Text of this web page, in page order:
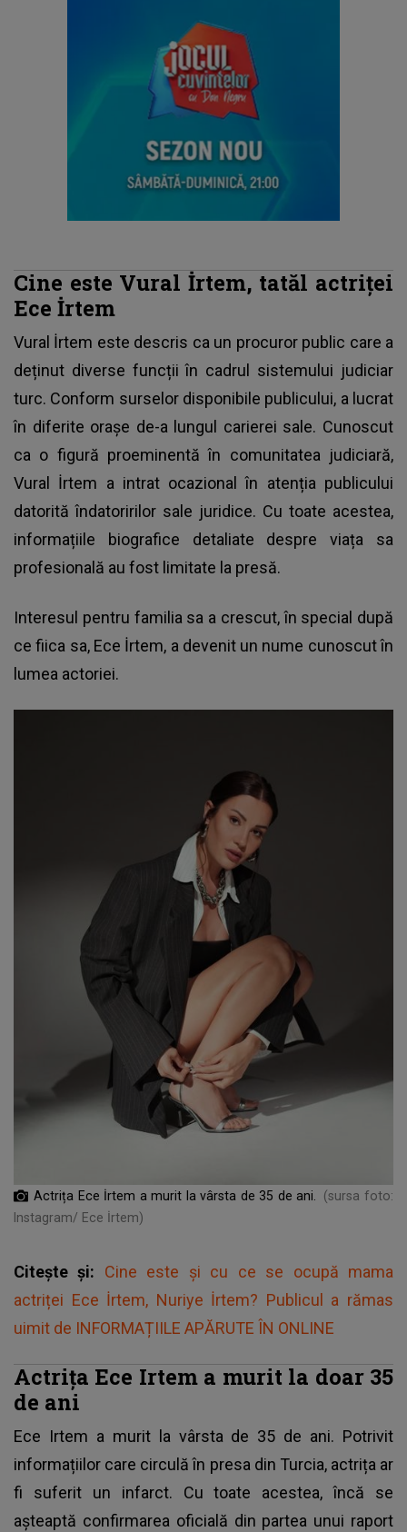
Cine este Vural İrtem, tatăl actriței
Ece İrtem
Vural İrtem este descris ca un procuror public care a
deținut diverse funcții în cadrul sistemului judiciar
turc. Conform surselor disponibile publicului, a lucrat
în diferite orașe de-a lungul carierei sale. Cunoscut
ca o figură proeminentă în comunitatea judiciară,
Vural İrtem a intrat ocazional în atenția publicului
datorită îndatoririlor sale juridice. Cu toate acestea,
informațiile biografice detaliate despre viața sa
profesională au fost limitate la presă.
Interesul pentru familia sa a crescut, în special după
ce fiica sa, Ece İrtem, a devenit un nume cunoscut în
lumea actoriei.
Actrița Ece İrtem a murit la vârsta de 35 de ani.
(sursa foto:
Instagram/ Ece İrtem)
Citește și: Cine este și cu ce se ocupă mama
actriței Ece İrtem, Nuriye İrtem? Publicul a rămas
uimit de INFORMAȚIILE APĂRUTE ÎN ONLINE
Actrița Ece Irtem a murit la doar 35
de ani
Ece Irtem a murit la vârsta de 35 de ani. Potrivit
informațiilor care circulă în presa din Turcia, actrița ar
fi suferit un infarct. Cu toate acestea, încă se
așteaptă confirmarea oficială din partea unui raport